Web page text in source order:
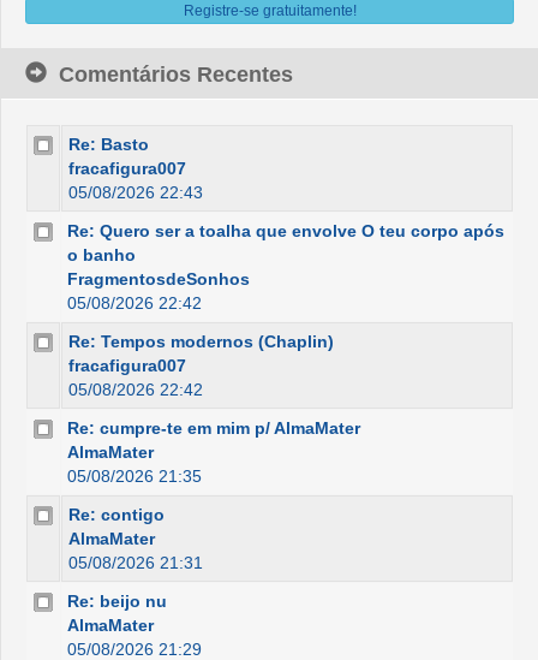
Registre-se gratuitamente!
Comentários Recentes
Re: Basto
fracafigura007
05/08/2026 22:43
Re: Quero ser a toalha que envolve O teu corpo após
o banho
FragmentosdeSonhos
05/08/2026 22:42
Re: Tempos modernos (Chaplin)
fracafigura007
05/08/2026 22:42
Re: cumpre-te em mim p/ AlmaMater
AlmaMater
05/08/2026 21:35
Re: contigo
AlmaMater
05/08/2026 21:31
Re: beijo nu
AlmaMater
05/08/2026 21:29